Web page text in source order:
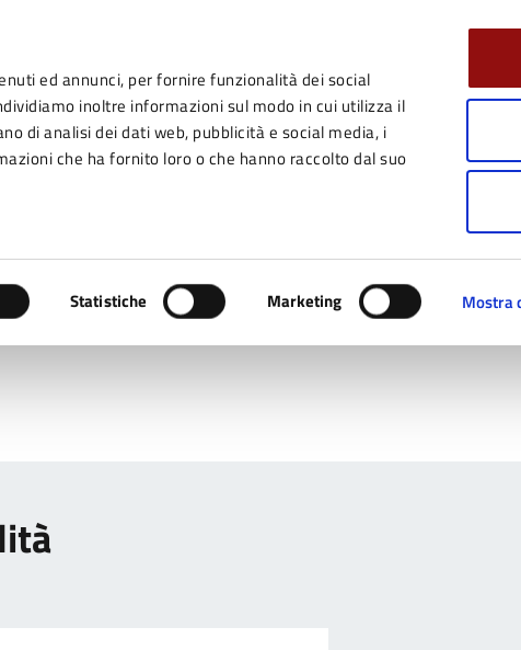
ed annunci, per fornire funzionalità dei social
inoltre informazioni sul modo in cui utilizza il
di analisi dei dati web, pubblicità e social media, i
che ha fornito loro o che hanno raccolto dal suo
Statistiche Marketing Mostra
Seguici su: